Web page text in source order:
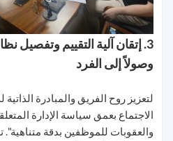
3. إتقان آلية التقييم وتفصيل
وصولاً إلى الفرد
لتعزيز روح الفريق والمبادرة
الاجتماع بعمق سياسة الإدارة
والعقوبات للموظفين بدقة